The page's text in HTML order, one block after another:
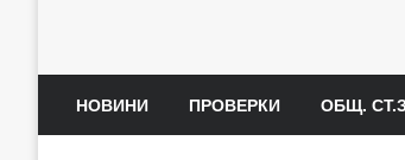
НОВИНИ ПРОВЕРКИ ОБЩ.